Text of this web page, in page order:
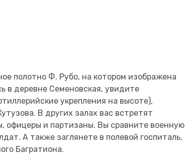
полотно Ф. Рубо, на котором изображена
в деревне Семеновская, увидите
укрепления на высоте),
В других залах вас встретят
офицеры и партизаны. Вы сравните военную
А также заглянете в полевой госпиталь,
Багратиона.